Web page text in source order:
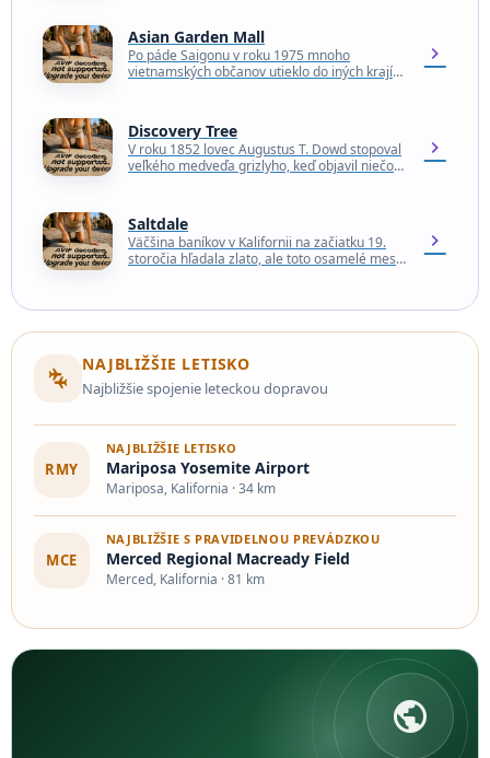
Asian Garden Mall
Po páde Saigonu v roku 1975 mnoho
vietnamských občanov utieklo do iných krajín.
chevron_right
Discovery Tree
V roku 1852 lovec Augustus T. Dowd stopoval
veľkého medveďa grizlyho, keď objavil niečo
chevron_right
Saltdale
Väčšina baníkov v Kalifornii na začiatku 19.
storočia hľadala zlato, ale toto osamelé mesto
chevron_right
connecting_airports
NAJBLIŽŠIE LETISKO
Najbližšie spojenie leteckou dopravou
RMY
NAJBLIŽŠIE LETISKO
Mariposa Yosemite Airport
Mariposa, Kalifornia · 34 km
MCE
NAJBLIŽŠIE S PRAVIDELNOU PREVÁDZKOU
Merced Regional Macready Field
Merced, Kalifornia · 81 km
public